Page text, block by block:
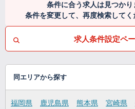
条件に合う求人は見つかり
条件を変更して、再度検索してく
求人条件設定ペ
同エリアから探す
福岡県 鹿児島県 熊本県 宮崎県